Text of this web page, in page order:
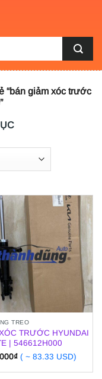
“bán giảm xóc trước
TREO
TRƯỚC HYUNDAI
| 546612H000
₫ ( ~ 83.33 USD)